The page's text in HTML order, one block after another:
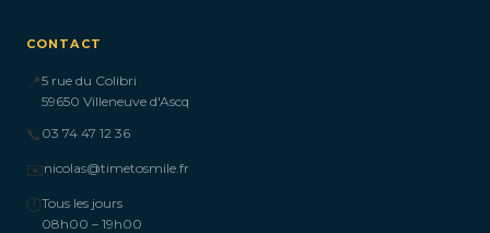
CONTACT
📍5 rue du Colibri
59650 Villeneuve d'Ascq
📞 03 74 47 12 36
✉️nicolas@timetosmile.fr
🕐Tous les jours
08h00 – 19h00